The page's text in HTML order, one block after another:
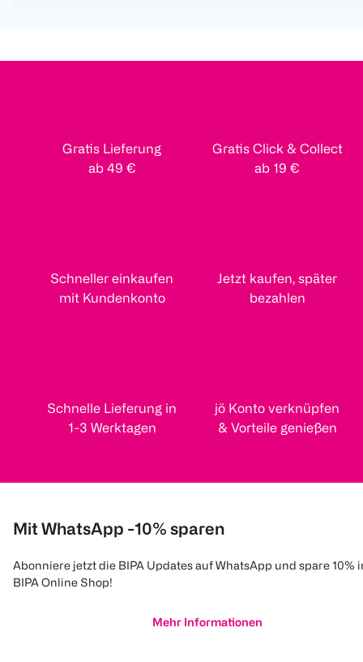
Gratis Lieferung
ab 49 €
Gratis Click & Collect
ab 19 €
Schneller einkaufen
mit Kundenkonto
Jetzt kaufen, später
bezahlen
Schnelle Lieferung in
1-3 Werktagen
jö Konto verknüpfen
& Vorteile genießen
Mit WhatsApp -10% sparen
Abonniere jetzt die BIPA Updates auf WhatsApp und spare 10%
BIPA Online Shop!
Mehr Informationen